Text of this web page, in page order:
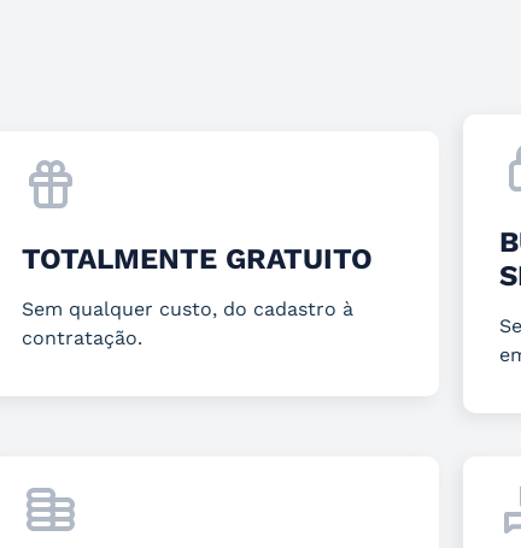
TOTALMENTE GRATUITO
Sem qualquer custo, do cadastro à
contratação.